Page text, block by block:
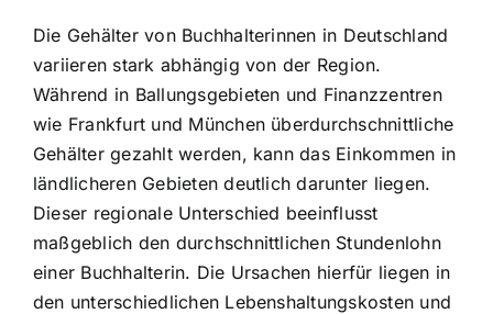
Die Gehälter von Buchhalterinnen in Deutschland
variieren stark abhängig von der Region.
Während in Ballungsgebieten und Finanzzentren
wie Frankfurt und München überdurchschnittliche
Gehälter gezahlt werden, kann das Einkommen in
ländlicheren Gebieten deutlich darunter liegen.
Dieser regionale Unterschied beeinflusst
maßgeblich den durchschnittlichen Stundenlohn
einer Buchhalterin. Die Ursachen hierfür liegen in
den unterschiedlichen Lebenshaltungskosten und